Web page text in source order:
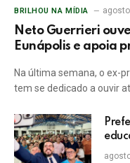
BRILHOU NA MÍDIA
Neto Guerrieri
Eunápolis e apoia
Na última semana, o ex-
tem se dedicado a ouvir
do